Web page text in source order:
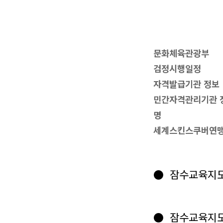
문화체육관광부
검정시행일정
자격발급기관 정보
민간자격관리기관
명
세계스킨스쿠버연
● 잠수교육지
● 잠수교육지